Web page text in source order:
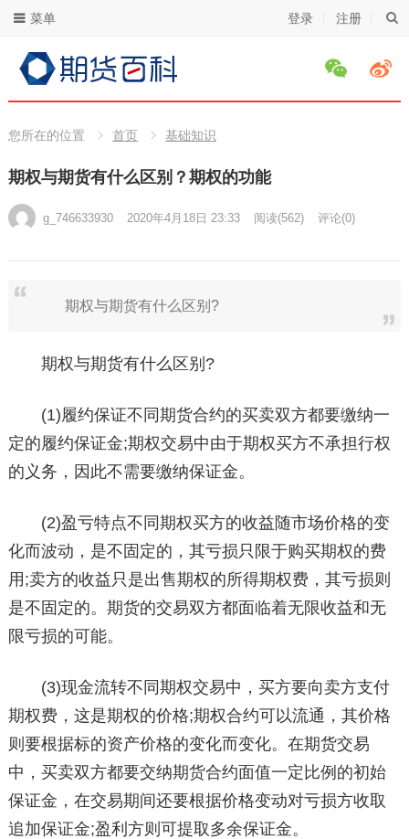
登录 注册
菜单
您所在的位置 首页 基础知识
期权与期货有什么区别？期权的功能
g_746633930 2020年4月18日 23:33 阅读(562) 评论(0)
期权与期货有什么区别?
期权与期货有什么区别?
(1)履约保证不同期货合约的买卖双方都要缴纳一
定的履约保证金;期权交易中由于期权买方不承担行权
的义务，因此不需要缴纳保证金。
(2)盈亏特点不同期权买方的收益随市场价格的变
化而波动，是不固定的，其亏损只限于购买期权的费
用;卖方的收益只是出售期权的所得期权费，其亏损则
是不固定的。期货的交易双方都面临着无限收益和无
限亏损的可能。
(3)现金流转不同期权交易中，买方要向卖方支付
期权费，这是期权的价格;期权合约可以流通，其价格
则要根据标的资产价格的变化而变化。在期货交易
中，买卖双方都要交纳期货合约面值一定比例的初始
保证金，在交易期间还要根据价格变动对亏损方收取
追加保证金;盈利方则可提取多余保证金。